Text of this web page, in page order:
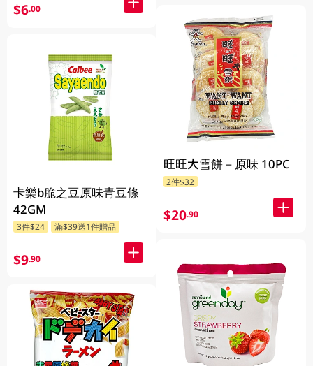
$6.00
卡樂b脆之豆原味青豆條
42GM
3件$24 滿$39送1件贈品
$9.90
旺旺大雪餅－原味 10PC
2件$32
$20.90